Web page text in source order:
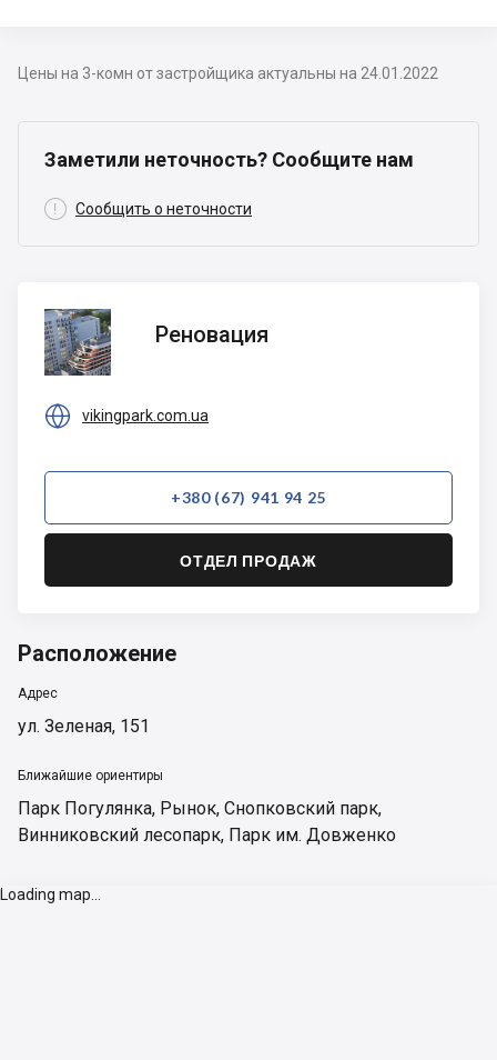
Цены на 3-комн от застройщика актуальны на 24.01.2022
Заметили неточность? Сообщите нам
 Сообщить о неточности
Реновация
Реновация
 vikingpark.com.ua
+380 (67) 941 94 25
ОТДЕЛ ПРОДАЖ
Расположение
Адрес
ул. Зеленая, 151
Ближайшие ориентиры
Парк Погулянка, Рынок, Снопковский парк,
Винниковский лесопарк, Парк им. Довженко
Loading map...